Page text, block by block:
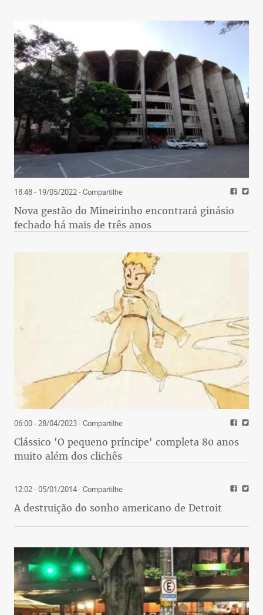
18:48 - 19/05/2022- Compartilhe
Nova gestão do Mineirinho encontrará ginásio
fechado há mais de três anos
06:00 - 28/04/2023- Compartilhe
Clássico 'O pequeno príncipe' completa 80 anos
muito além dos clichês
12:02 - 05/01/2014- Compartilhe
A destruição do sonho americano de Detroit